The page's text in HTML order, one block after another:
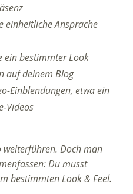
einheitliche Ansprache
ein bestimmter Look
auf deinem Blog
Einblendungen, etwa ein
Videos
weiterführen. Doch man
Du musst
bestimmten Look & Feel.